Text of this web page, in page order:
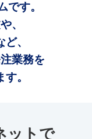
です。
、
、
業務を
。
ットで